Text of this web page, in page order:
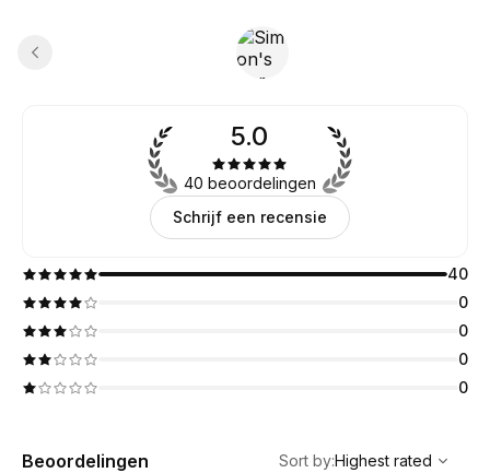
5.0
40 beoordelingen
Schrijf een recensie
40
0
0
0
0
Beoordelingen
Highest rated
Sort by:Highest rated